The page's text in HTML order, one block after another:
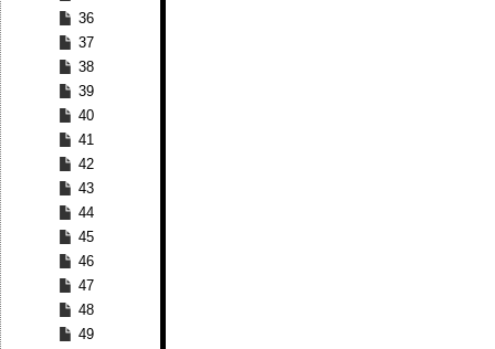
36
37
38
39
40
41
42
43
44
45
46
47
48
49